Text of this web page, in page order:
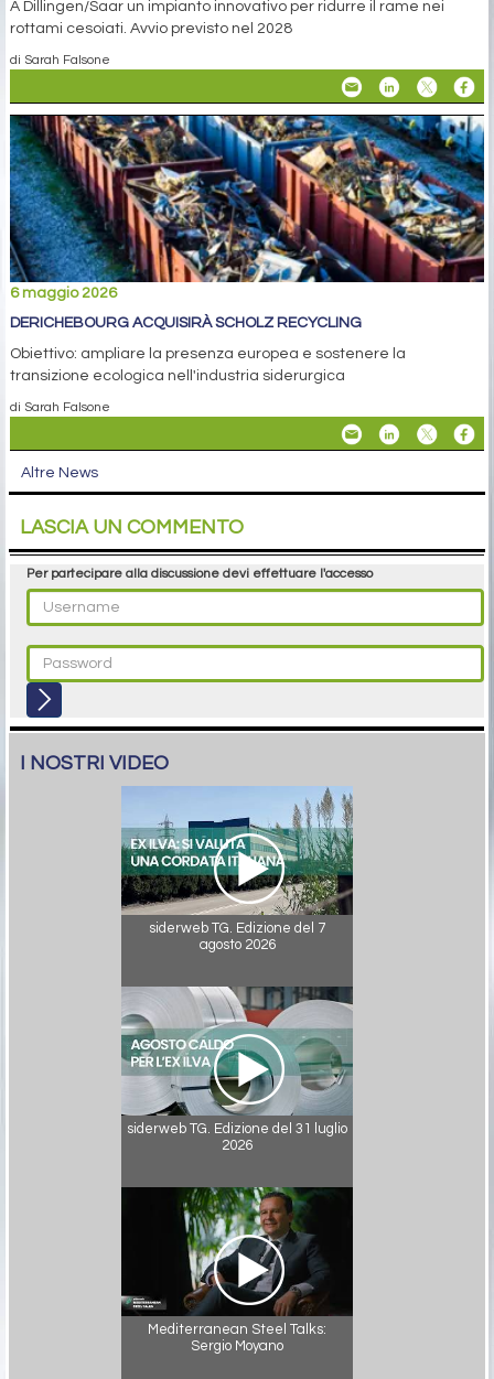
A Dillingen/Saar un impianto innovativo per ridurre il rame nei
rottami cesoiati. Avvio previsto nel 2028
di Sarah Falsone
6 maggio 2026
DERICHEBOURG ACQUISIRÀ SCHOLZ RECYCLING
Obiettivo: ampliare la presenza europea e sostenere la
transizione ecologica nell'industria siderurgica
di Sarah Falsone
Altre News
LASCIA UN COMMENTO
Per partecipare alla discussione devi effettuare l'accesso
I NOSTRI VIDEO
siderweb TG. Edizione del 7
agosto 2026
siderweb TG. Edizione del 31 luglio
2026
Mediterranean Steel Talks:
Sergio Moyano